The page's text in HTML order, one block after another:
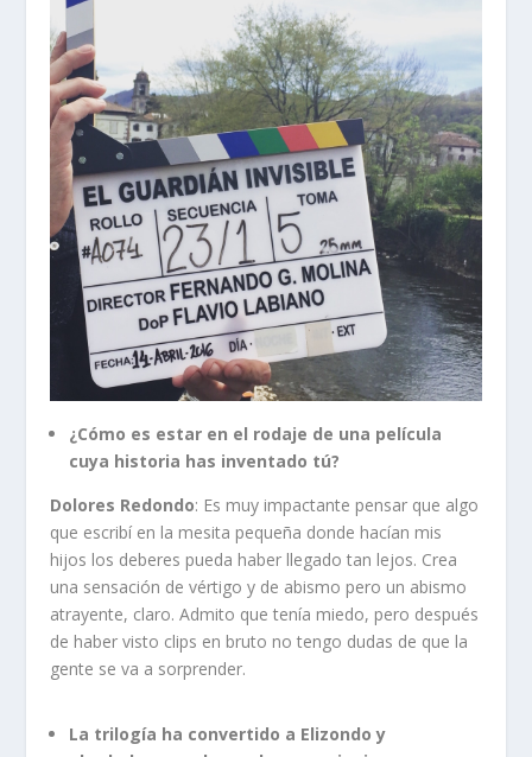
¿Cómo es estar en el rodaje de una película
cuya historia has inventado tú?
Dolores Redondo: Es muy impactante pensar que algo
que escribí en la mesita pequeña donde hacían mis
hijos los deberes pueda haber llegado tan lejos. Crea
una sensación de vértigo y de abismo pero un abismo
atrayente, claro. Admito que tenía miedo, pero después
de haber visto clips en bruto no tengo dudas de que la
gente se va a sorprender.
La trilogía ha convertido a Elizondo y